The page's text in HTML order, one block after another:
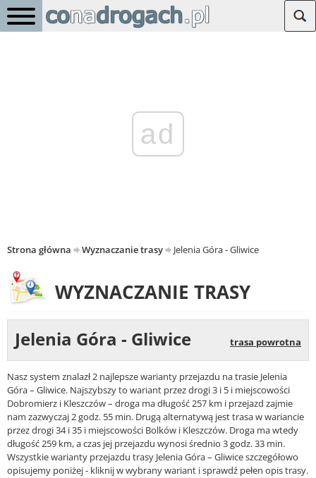
ad
Strona główna Wyznaczanie trasy Jelenia Góra - Gliwice
WYZNACZANIE TRASY
Jelenia Góra - Gliwice trasa powrotna
Nasz system znalazł 2 najlepsze warianty przejazdu na trasie Jelenia
Góra – Gliwice. Najszybszy to wariant przez drogi 3 i 5 i miejscowości
Dobromierz i Kleszczów – droga ma długość 257 km i przejazd zajmie
nam zazwyczaj 2 godz. 55 min. Drugą alternatywą jest trasa w wariancie
przez drogi 34 i 35 i miejscowości Bolków i Kleszczów. Droga ma wtedy
długość 259 km, a czas jej przejazdu wynosi średnio 3 godz. 33 min.
Wszystkie warianty przejazdu trasy Jelenia Góra – Gliwice szczegółowo
opisujemy poniżej - kliknij w wybrany wariant i sprawdź pełen opis trasy.